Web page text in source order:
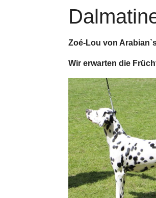
Zoé-Lou von
Wir erwarten die